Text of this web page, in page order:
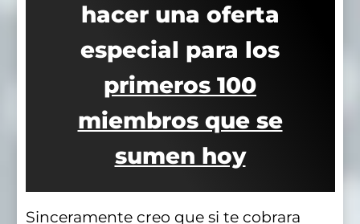
hacer una oferta
especial para los
primeros 100
miembros que se
sumen hoy
Sinceramente creo que si te cobrara